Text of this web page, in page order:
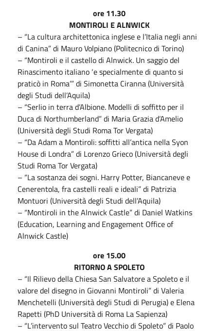
ore 11.30
MONTIROLI E ALNWICK
– “La cultura architettonica inglese e l’Italia negli anni
di Canina” di Mauro Volpiano (Politecnico di Torino)
– “Montiroli e il castello di Alnwick. Un saggio del
Rinascimento italiano ‘e specialmente di quanto si
praticò in Roma’” di Simonetta Ciranna (Università
degli Studi dell’Aquila)
– “Serlio in terra d’Albione. Modelli di soffitto per il
Duca di Northumberland” di Maria Grazia d’Amelio
(Università degli Studi Roma Tor Vergata)
– “Da Adam a Montiroli: soffitti all’antica nella Syon
House di Londra” di Lorenzo Grieco (Università degli
Studi Roma Tor Vergata)
– “La sostanza dei sogni. Harry Potter, Biancaneve e
Cenerentola, fra castelli reali e ideali” di Patrizia
Montuori (Università degli Studi dell’Aquila)
– “Montiroli in the Alnwick Castle” di Daniel Watkins
(Education, Learning and Engagement Office of
Alnwick Castle)
ore 15.00
RITORNO A SPOLETO
– “Il Rilievo della Chiesa San Salvatore a Spoleto e il
valore del disegno in Giovanni Montiroli” di Valeria
Menchetelli (Università degli Studi di Perugia) e Elena
Rapetti (PhD Università di Roma La Sapienza)
– “L’intervento sul Teatro Vecchio di Spoleto” di Paolo